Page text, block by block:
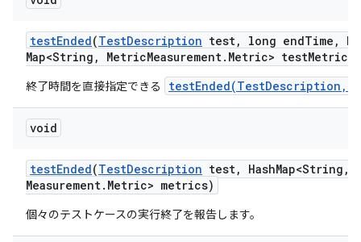
testEnded(TestDescription test, long endTime ,
Map<String , MetricMeasurement. Metric> testMetrics)
終了時間を直接指定できる
void
testEnded(TestDescription test, HashMap<String ,
Measurement. Metric> metrics)
個々のテストケースの実行終了を報告します。